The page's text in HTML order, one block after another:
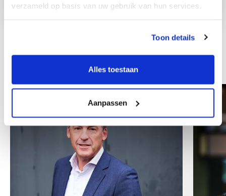
verzameld op basis van uw gebruik van hun services.
Toon details
Alles toestaan
Aanpassen
Other colleagues